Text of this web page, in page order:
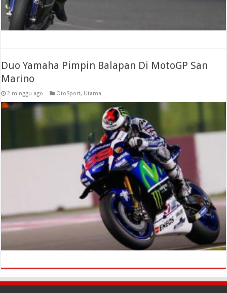
Duo Yamaha Pimpin Balapan Di MotoGP San
Marino
2 minggu ago OtoSport, Utama